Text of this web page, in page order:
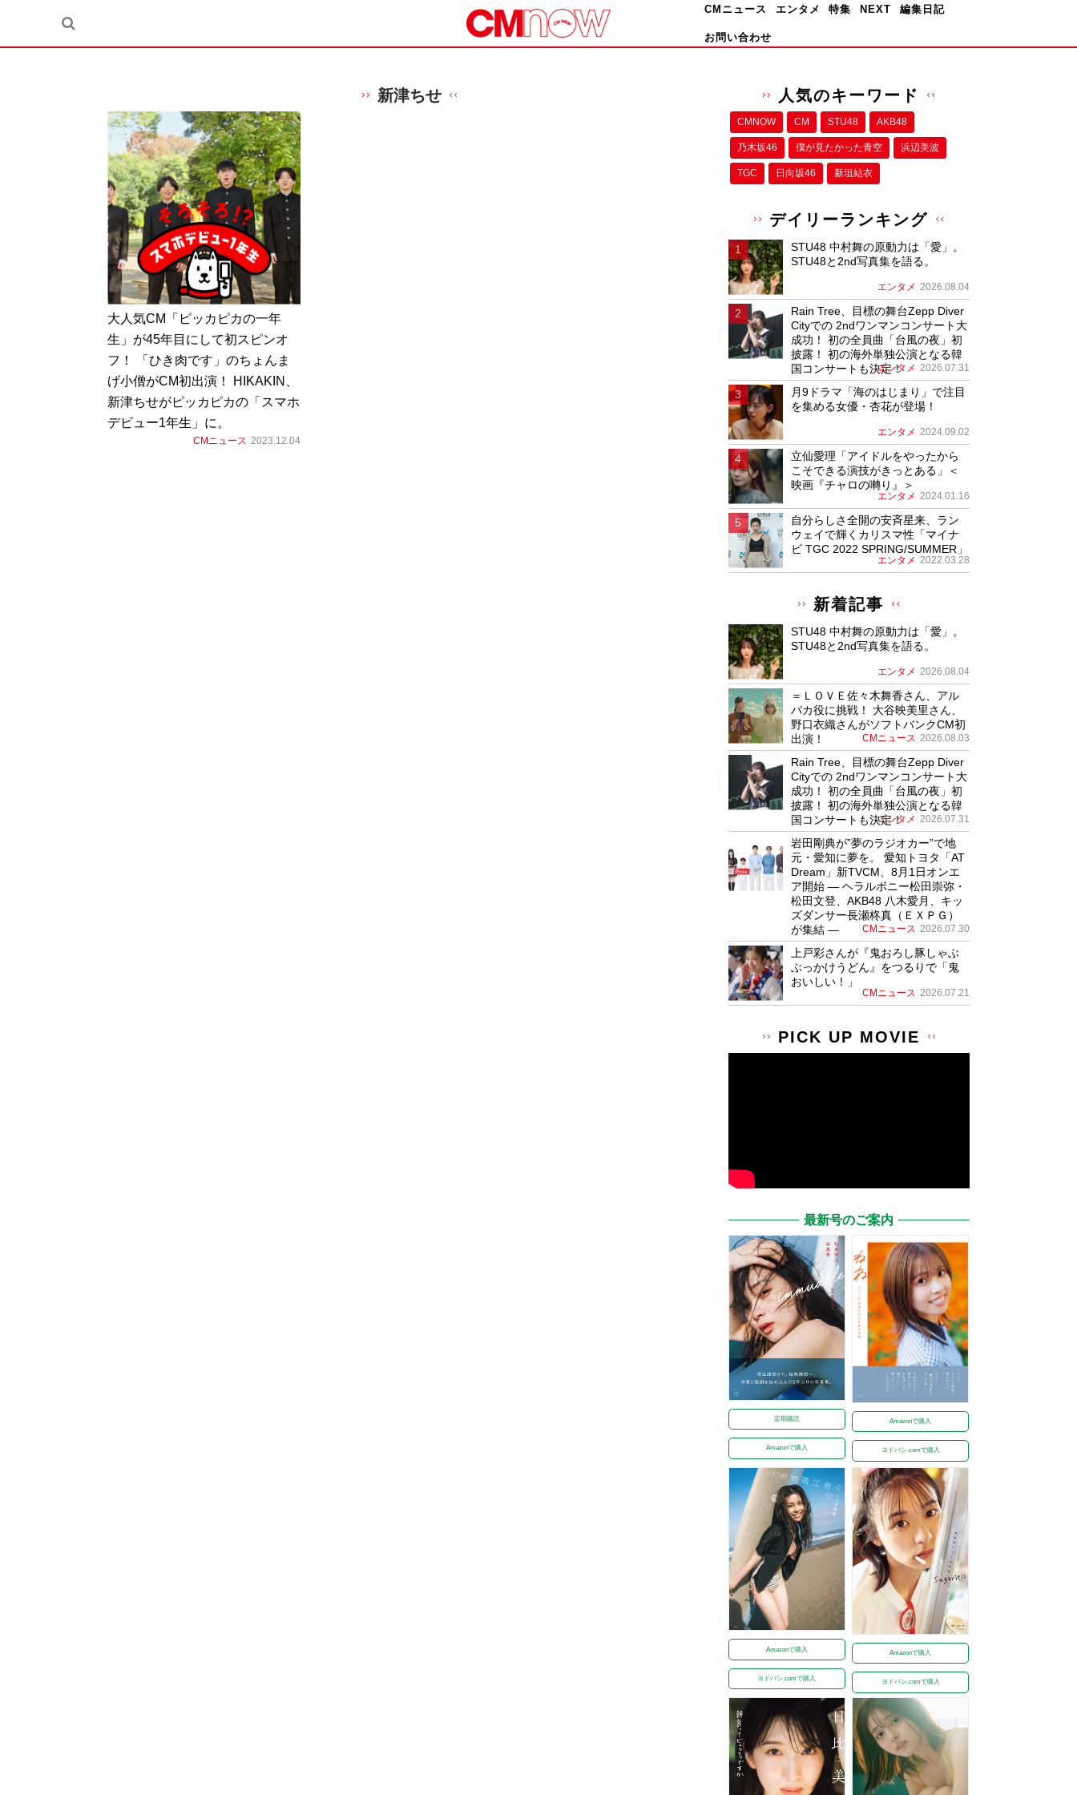
CMニュース エンタメ 特集 NEXT 編集日記
お問い合わせ
新津ちせ
大人気CM「ピッカピカの一年
生」が45年目にして初スピンオ
フ！ 「ひき肉です」のちょんま
げ小僧がCM初出演！ HIKAKIN、
新津ちせがピッカピカの「スマホ
デビュー1年生」に。
CMニュース 2023.12.04
人気のキーワード
CMNOW CM STU48 AKB48
乃木坂46 僕が⾒たかった⻘空 浜辺美波
TGC 日向坂46 新垣結衣
デイリーランキング
STU48 中村舞の原動力は「愛」。
STU48と2nd写真集を語る。
エンタメ 2026.08.04
Rain Tree、目標の舞台Zepp Diver
Cityでの 2ndワンマンコンサート大
成功！ 初の全員曲「台風の夜」初
披露！ 初の海外単独公演となる韓
国コンサートも決定！
エンタメ 2026.07.31
月9ドラマ「海のはじまり」で注目
を集める女優・杏花が登場！
エンタメ 2024.09.02
立仙愛理「アイドルをやったから
こそできる演技がきっとある」＜
映画『チャロの囀り』＞
エンタメ 2024.01.16
自分らしさ全開の安斉星来、ラン
ウェイで輝くカリスマ性「マイナ
ビ TGC 2022 SPRING/SUMMER」
エンタメ 2022.03.28
新着記事
STU48 中村舞の原動力は「愛」。
STU48と2nd写真集を語る。
エンタメ 2026.08.04
＝ＬＯＶＥ佐々木舞香さん、アル
パカ役に挑戦！ 大谷映美里さん、
野口衣織さんがソフトバンクCM初
出演！
CMニュース 2026.08.03
Rain Tree、目標の舞台Zepp Diver
Cityでの 2ndワンマンコンサート大
成功！ 初の全員曲「台風の夜」初
披露！ 初の海外単独公演となる韓
国コンサートも決定！
エンタメ 2026.07.31
岩田剛典が”夢のラジオカー”で地
元・愛知に夢を。 愛知トヨタ「AT
Dream」新TVCM、8月1日オンエ
ア開始 ― ヘラルボニー松田崇弥・
松田文登、AKB48 八木愛月、キッ
ズダンサー長瀬柊真（ＥＸＰＧ）
が集結 ―
CMニュース 2026.07.30
上戸彩さんが『鬼おろし豚しゃぶ
ぶっかけうどん』をつるりで「鬼
おいしい！」
CMニュース 2026.07.21
PICK UP MOVIE
最新号のご案内
定期購読
Amazonで購入
Amazonで購入
ヨドバシ.comで購入
Amazonで購入
ヨドバシ.comで購入
Amazonで購入
ヨドバシ.comで購入